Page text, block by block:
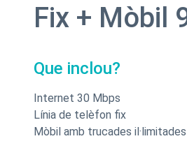
Fix + Mòbil
Que inclou?
Internet 30 Mbps
Línia de telèfon fix
Mòbil amb trucades